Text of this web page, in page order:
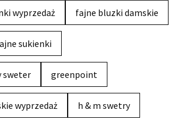
wyprzedaż fajne bluzki damskie
sukienki
sweter greenpoint
wyprzedaż h & m swetry